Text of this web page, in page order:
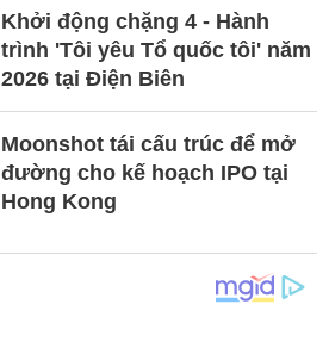
Khởi động chặng 4 - Hành
trình 'Tôi yêu Tổ quốc tôi' năm
2026 tại Điện Biên
Moonshot tái cấu trúc để mở
đường cho kế hoạch IPO tại
Hong Kong